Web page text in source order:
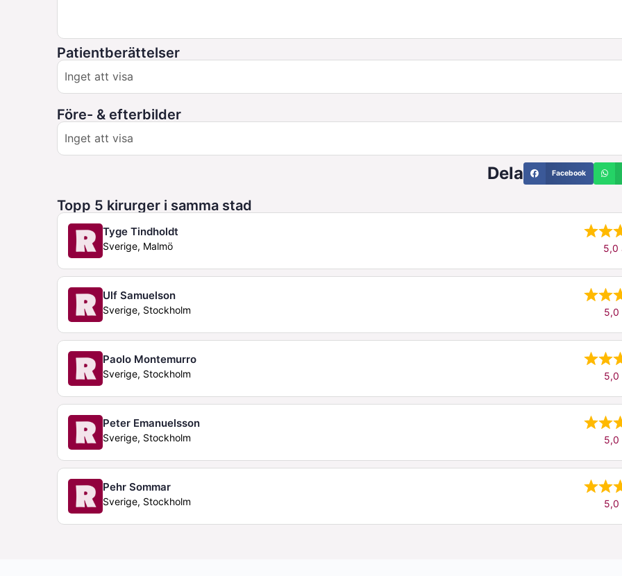
Patientberättelser
Inget att visa
Före- & efterbilder
Inget att visa
Facebook
Dela
Topp 5 kirurger i samma stad
Tyge Tindholdt
Sverige, Malmö 5,0
Ulf Samuelson
Sverige, Stockholm 5,0
Paolo Montemurro
Sverige, Stockholm 5,0
Peter Emanuelsson
Sverige, Stockholm 5,0
Pehr Sommar
Sverige, Stockholm 5,0